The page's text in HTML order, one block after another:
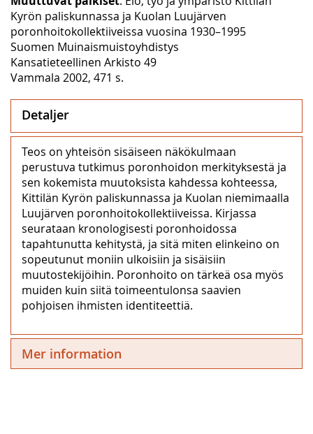
Kyrön paliskunnassa ja Kuolan Luujärven
poronhoitokollektiiveissa vuosina 1930–1995
Suomen Muinaismuistoyhdistys
Kansatieteellinen Arkisto 49
Vammala 2002, 471 s.
Detaljer
Teos on yhteisön sisäiseen näkökulmaan
perustuva tutkimus poronhoidon merkityksestä ja
sen kokemista muutoksista kahdessa kohteessa,
Kittilän Kyrön paliskunnassa ja Kuolan niemimaalla
Luujärven poronhoitokollektiiveissa. Kirjassa
seurataan kronologisesti poronhoidossa
tapahtunutta kehitystä, ja sitä miten elinkeino on
sopeutunut moniin ulkoisiin ja sisäisiin
muutostekijöihin. Poronhoito on tärkeä osa myös
muiden kuin siitä toimeentulonsa saavien
pohjoisen ihmisten identiteettiä.
Mer information